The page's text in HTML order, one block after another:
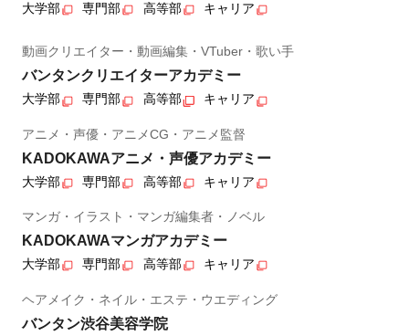
大学部 専門部 高等部 キャリア
動画クリエイター・動画編集・VTuber・歌い手
バンタンクリエイターアカデミー
大学部 専門部 高等部 キャリア
アニメ・声優・アニメCG・アニメ監督
KADOKAWAアニメ・声優アカデミー
大学部 専門部 高等部 キャリア
マンガ・イラスト・マンガ編集者・ノベル
KADOKAWAマンガアカデミー
大学部 専門部 高等部 キャリア
ヘアメイク・ネイル・エステ・ウエディング
バンタン渋谷美容学院